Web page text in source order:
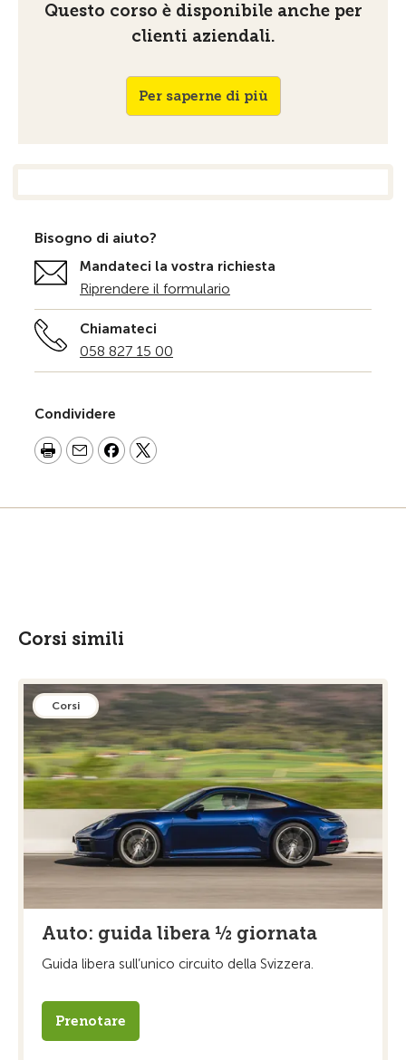
Questo corso è disponibile anche per
clienti aziendali.
Per saperne di più
Bisogno di aiuto?
Mandateci la vostra richiesta
Riprendere il formulario
Chiamateci
058 827 15 00
Condividere
Corsi simili
Corsi
Auto: guida libera ½ giornata
Guida libera sull’unico circuito della Svizzera.
Prenotare